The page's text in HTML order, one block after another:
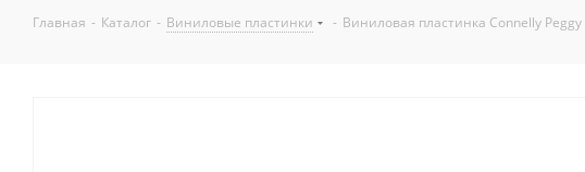
Главная - Каталог - Виниловые пластинки - Виниловая пластинка Connelly